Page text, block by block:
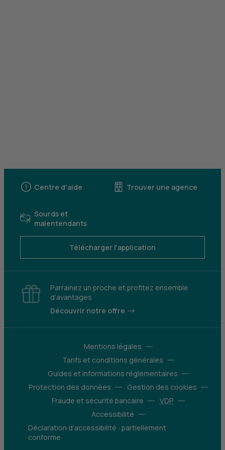
Centre d'aide Trouver une agence
Sourds et
malentendants
Télécharger l'application
Parrainez un proche et profitez ensemble
d’avantages
Découvrir notre offre
Mentions légales
Tarifs et conditions générales
Guides et informations réglementaires
Protection des données
Gestion des cookies
Fraude et sécurité bancaire
VDP
Accessibilité
Déclaration d’accessibilité : partiellement
conforme